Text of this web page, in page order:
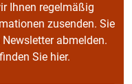
Ihnen regelmäßig
zusenden. Sie
abmelden.
Sie hier.